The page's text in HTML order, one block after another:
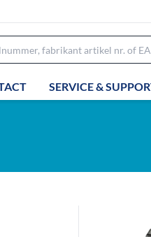
SERVICE &